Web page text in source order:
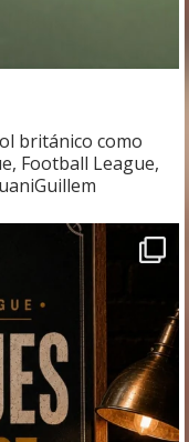
británico como
Football League,